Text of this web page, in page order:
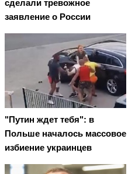
сделали тревожное
заявление о России
"Путин ждет тебя": в
Польше началось массовое
избиение украинцев